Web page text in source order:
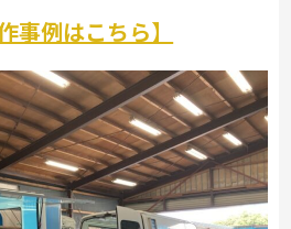
事例はこちら】